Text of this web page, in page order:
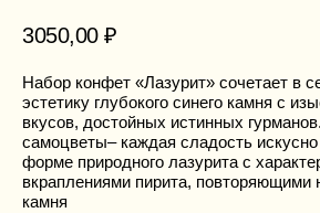
3050,00 ₽
Набор конфет «Лазурит» сочетает в
эстетику глубокого синего камня с
вкусов, достойных истинных
самоцветы– каждая сладость
форме природного лазурита с
вкраплениями пирита, повторяющими
камня